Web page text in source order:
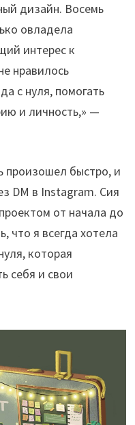
дизайн. Восемь
овладела
интерес к
нравилось
с нуля, помогать
и личность,» —
произошел быстро, и
DM в Instagram. Сия
от начала до
что я всегда хотела
которая
себя и свои